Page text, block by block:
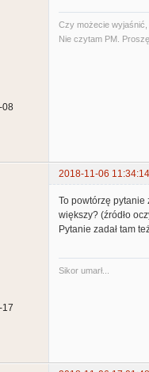
08
Czy możecie
Nie czytam PM.
2018-11-06 11:34:14
17
To powtórzę pytanie
większy? (źródło
Pytanie zadał tam
Sikor umarł...